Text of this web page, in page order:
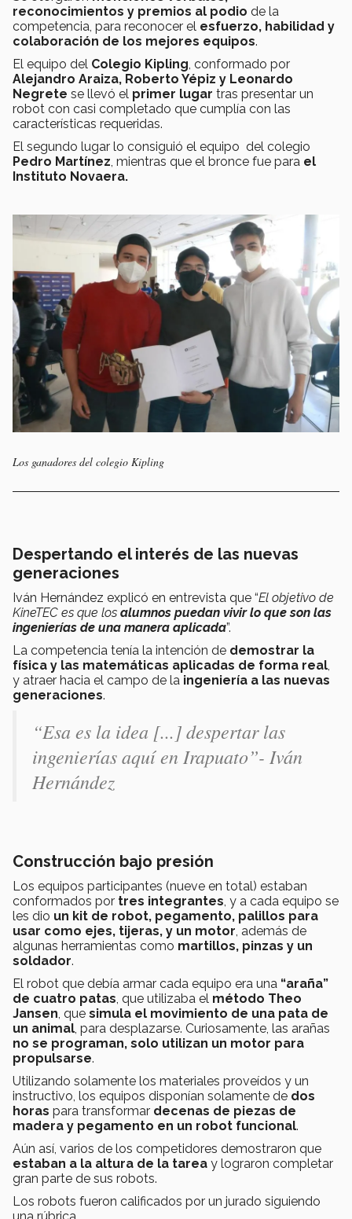
reconocimientos y premios al podio de la
competencia, para reconocer el esfuerzo, habilidad y
colaboración de los mejores equipos.
El equipo del Colegio Kipling, conformado por
Alejandro Araiza, Roberto Yépiz y Leonardo
Negrete se llevó el primer lugar tras presentar un
robot con casi completado que cumplía con las
características requeridas.
El segundo lugar lo consiguió el equipo del colegio
Pedro Martínez, mientras que el bronce fue para el
Instituto Novaera.
Los ganadores del colegio Kipling
Despertando el interés de las nuevas
generaciones
Iván Hernández explicó en entrevista que “El objetivo de
KineTEC es que los alumnos puedan vivir lo que son las
ingenierías de una manera aplicada”.
La competencia tenía la intención de demostrar la
física y las matemáticas aplicadas de forma real,
y atraer hacia el campo de la ingeniería a las nuevas
generaciones.
“Esa es la idea [...] despertar las
ingenierías aquí en Irapuato”- Iván
Hernández
Construcción bajo presión
Los equipos participantes (nueve en total) estaban
conformados por tres integrantes, y a cada equipo se
les dio un kit de robot, pegamento, palillos para
usar como ejes, tijeras, y un motor, además de
algunas herramientas como martillos, pinzas y un
soldador.
El robot que debía armar cada equipo era una “araña”
de cuatro patas, que utilizaba el método Theo
Jansen, que simula el movimiento de una pata de
un animal, para desplazarse. Curiosamente, las arañas
no se programan, solo utilizan un motor para
propulsarse.
Utilizando solamente los materiales proveídos y un
instructivo, los equipos disponían solamente de dos
horas para transformar decenas de piezas de
madera y pegamento en un robot funcional.
Aún así, varios de los competidores demostraron que
estaban a la altura de la tarea y lograron completar
gran parte de sus robots.
Los robots fueron calificados por un jurado siguiendo